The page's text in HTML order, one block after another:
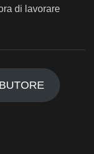
di lavorare